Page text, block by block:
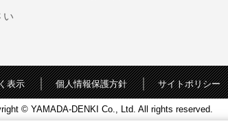
い
表示 個人情報保護方針 サイトポリシー
© YAMADA-DENKI Co., Ltd. All rights reserved.